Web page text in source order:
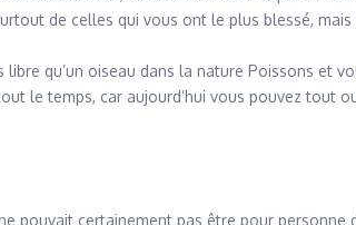
de celles qui vous ont le plus blessé,
qu’un oiseau dans la nature Poissons et
temps, car aujourd’hui vous pouvez tout
pouvait certainement pas être pour personne